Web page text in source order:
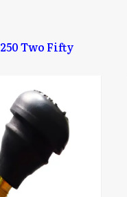
250 Two Fifty